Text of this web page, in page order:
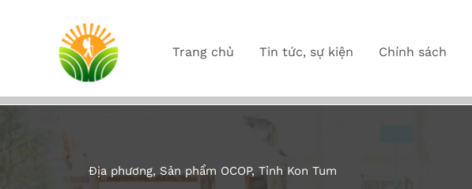
Trang chủ Tin tức, sự kiện Chính sách
Địa phương, Sản phẩm OCOP, Tỉnh Kon Tum